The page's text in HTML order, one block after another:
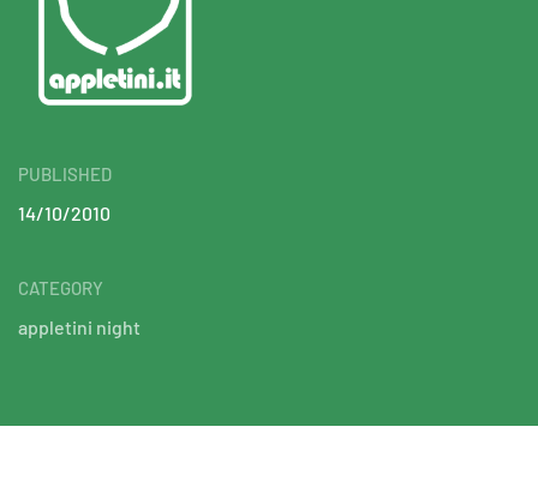
PUBLISHED
14/10/2010
CATEGORY
appletini night